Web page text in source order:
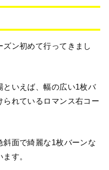
ン初めて行ってきまし
といえば、幅の広い1枚バ
れているロマンス右コー
面で綺麗な1枚バーンな
す。